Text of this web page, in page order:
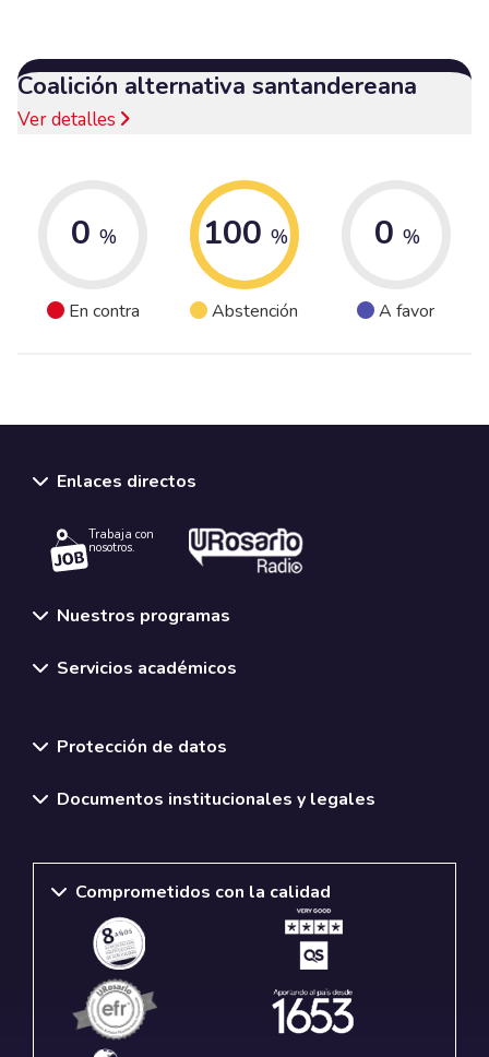
Coalición alternativa santandereana
Ver detalles
0 %
En contra
100 %
Abstención
0 %
A favor
Enlaces directos
Trabaja con
nosotros.
Nuestros programas
Servicios académicos
Protección de datos
Documentos institucionales y legales
Comprometidos con la calidad